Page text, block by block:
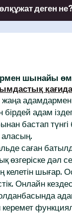
деген
шынайы
бірдей адам
бастап
саған
өзгеріске дәл
келетін шығар.
Онлайн
керемет